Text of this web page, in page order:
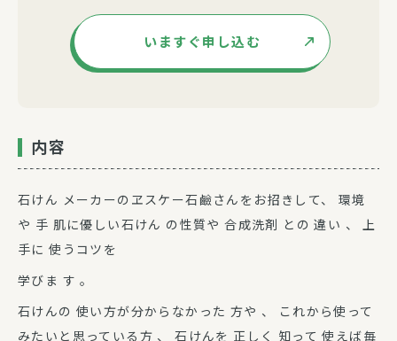
いますぐ申し込む
内容
石けん メーカーのヱスケー石鹼さんをお招きして、 環境
や 手 肌に優しい石けん の性質や 合成洗剤 との 違い 、 上
手に 使うコツを
学びま す 。
石けんの 使い方が分からなかった 方や 、 これから使って
みたいと思っている方 、 石けんを 正しく 知って 使えば毎